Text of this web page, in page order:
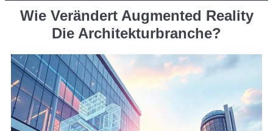
Wie Verändert Augmented Reality
Die Architekturbranche?